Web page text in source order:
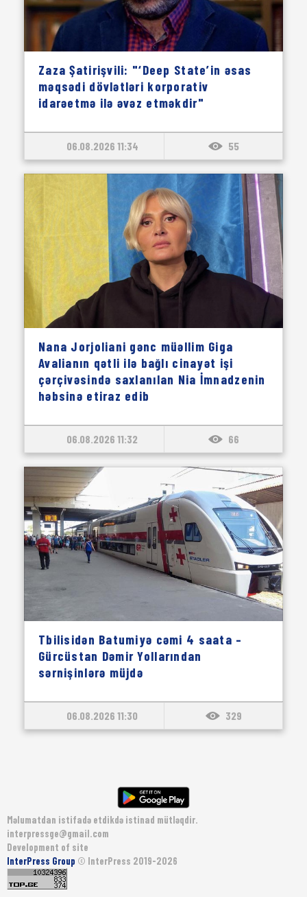
Zaza Şatirişvili: "‘Deep State’in əsas
məqsədi dövlətləri korporativ
idarəetmə ilə əvəz etməkdir"
06.08.2026 11:34 55
Nana Jorjoliani gənc müəllim Giga
Avalianın qətli ilə bağlı cinayət işi
çərçivəsində saxlanılan Nia İmnadzenin
həbsinə etiraz edib
06.08.2026 11:32 66
Tbilisidən Batumiyə cəmi 4 saata –
Gürcüstan Dəmir Yollarından
sərnişinlərə müjdə
06.08.2026 11:30 329
Məlumatdan istifadə etdikdə istinad mütləqdir.
interpressge@gmail.com
Development of site
InterPress Group © InterPress 2019-2026